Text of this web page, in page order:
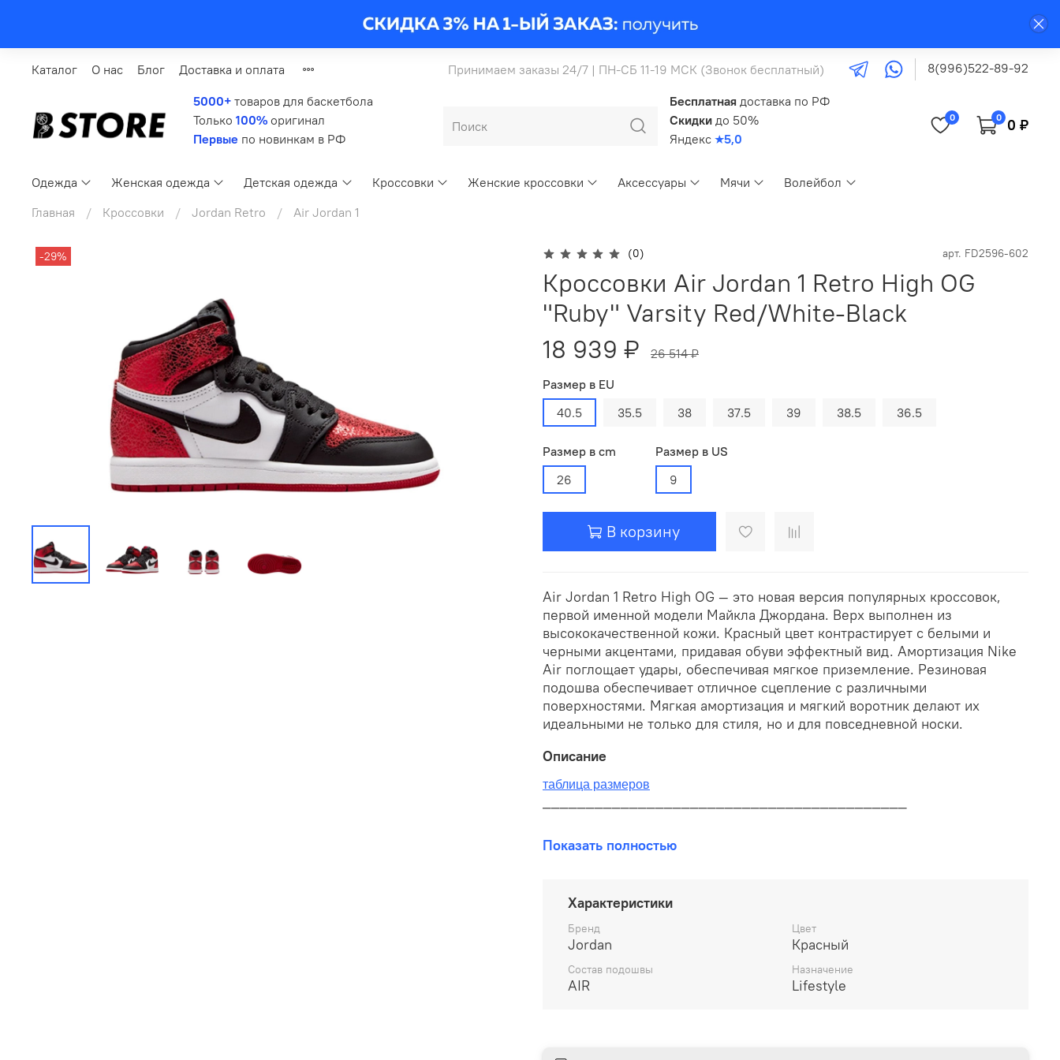
Каталог О нас Блог Доставка и оплата Принимаем заказы 24/7 | ПН-СБ 11-19 МСК (Звонок бесплатный) 8(996)522-89-92
5000+ товаров для баскетбола
Только 100% оригинал
Первые по новинкам в РФ
Бесплатная доставка по РФ
Скидки до 50%
Яндекс ★5,0
0 0 0 ₽
Одежда Женская одежда Детская одежда Кроссовки Женские кроссовки Аксессуары Мячи
Волейбол
Главная
Кроссовки Jordan Retro Air Jordan 1
-29% (0) арт. FD2596-602
Кроссовки Air Jordan 1 Retro High OG
"Ruby" Varsity Red/White-Black
18 939 ₽
26 514 ₽
Размер в EU
40.5
35.5 38 37.5 39 38.5 36.5
Размер в cm
26
Размер в US
9
В корзину
Air Jordan 1 Retro High OG — это новая версия популярных кроссовок,
первой именной модели Майкла Джордана. Верх выполнен из
высококачественной кожи. Красный цвет контрастирует с белыми и
черными акцентами, придавая обуви эффектный вид. Амортизация Nike
Air поглощает удары, обеспечивая мягкое приземление. Резиновая
подошва обеспечивает отличное сцепление с различными
поверхностями. Мягкая амортизация и мягкий воротник делают их
идеальными не только для стиля, но и для повседневной носки.
Описание
таблица размеров
__________________________________________
Бесплатная доставка:
По всей России от 10 до 14 дней
Почтой России 1 классом
Показать полностью
Характеристики
Бренд
Jordan
Цвет
Красный
Состав подошвы
AIR
Назначение
Lifestyle